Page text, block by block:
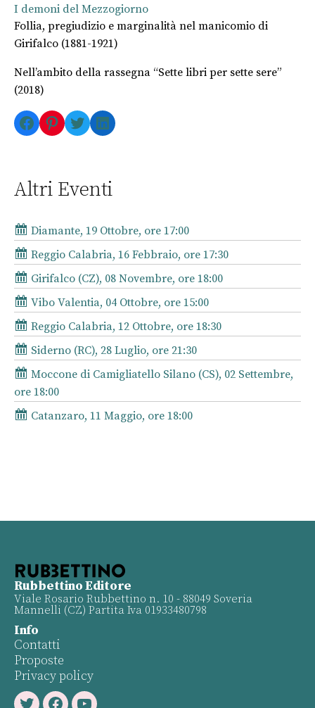
I demoni del Mezzogiorno
Follia, pregiudizio e marginalità nel manicomio di
Girifalco (1881-1921)
Nell’ambito della rassegna “Sette libri per sette sere”
(2018)
Facebook
Pinterest
TwitterLinkedIn
Altri Eventi
Diamante, 19 Ottobre, ore 17:00
Reggio Calabria, 16 Febbraio, ore 17:30
Girifalco (CZ), 08 Novembre, ore 18:00
Vibo Valentia, 04 Ottobre, ore 15:00
Reggio Calabria, 12 Ottobre, ore 18:30
Siderno (RC), 28 Luglio, ore 21:30
Moccone di Camigliatello Silano (CS), 02 Settembre,
ore 18:00
Catanzaro, 11 Maggio, ore 18:00
Rubbettino Editore
Viale Rosario Rubbettino n. 10 - 88049 Soveria
Mannelli (CZ) Partita Iva 01933480798
Info
Contatti
Proposte
Privacy policy